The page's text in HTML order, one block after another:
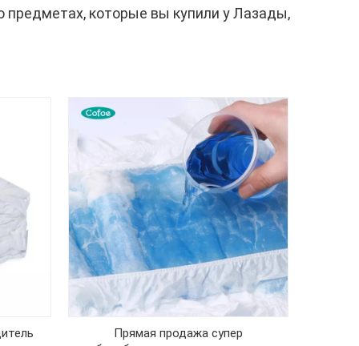
предметах, которые вы купили у Лазады,
Прямая продажа супер